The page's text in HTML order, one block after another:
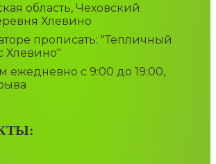
область, Чеховский
Хлевино
прописать: "Тепличный
Хлевино"
ежедневно с 9:00 до 19:00,